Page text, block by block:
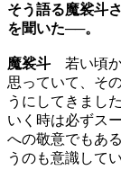
そう語る魔裟斗
を聞いた──。
魔裟斗 若い頃か
思っていて、そ
うにしてきまし
いく時は必ずス
への敬意でもあ
うのも意識して